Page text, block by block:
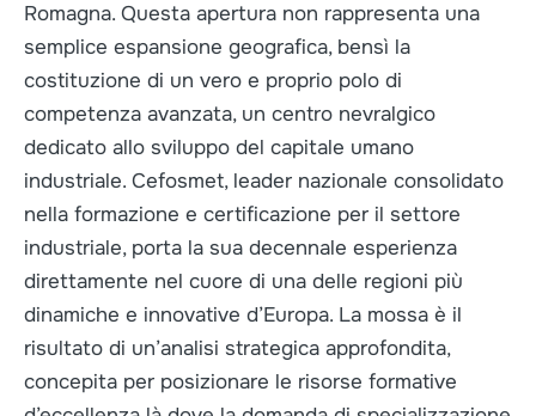
Romagna. Questa apertura non rappresenta una
semplice espansione geografica, bensì la
costituzione di un vero e proprio polo di
competenza avanzata, un centro nevralgico
dedicato allo sviluppo del capitale umano
industriale. Cefosmet, leader nazionale consolidato
nella formazione e certificazione per il settore
industriale, porta la sua decennale esperienza
direttamente nel cuore di una delle regioni più
dinamiche e innovative d’Europa. La mossa è il
risultato di un’analisi strategica approfondita,
concepita per posizionare le risorse formative